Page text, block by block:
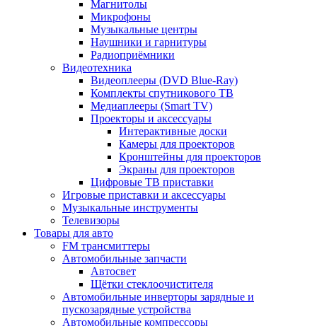
Магнитолы
Микрофоны
Музыкальные центры
Наушники и гарнитуры
Радиоприёмники
Видеотехника
Видеоплееры (DVD Blue-Ray)
Комплекты спутникового ТВ
Медиаплееры (Smart TV)
Проекторы и аксессуары
Интерактивные доски
Камеры для проекторов
Кронштейны для проекторов
Экраны для проекторов
Цифровые ТВ приставки
Игровые приставки и аксессуары
Музыкальные инструменты
Телевизоры
Товары для авто
FM трансмиттеры
Автомобильные запчасти
Автосвет
Щётки стеклоочистителя
Автомобильные инверторы зарядные и
пускозарядные устройства
Автомобильные компрессоры